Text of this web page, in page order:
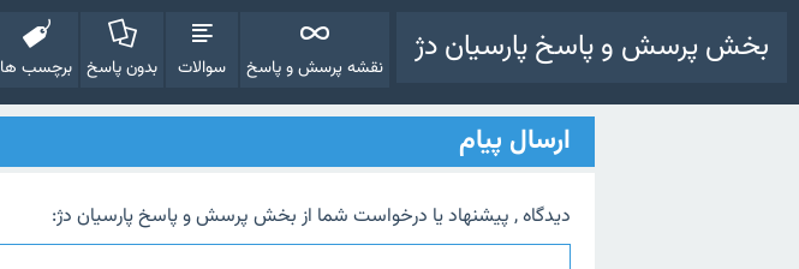
بخش پرسش و پاسخ پارسیان دژ نقشه پرسش و پاسخ سوالات بدون پاسخ برچسب ها
ارسال پیام
دیدگاه , پیشنهاد یا درخواست شما از بخش پرسش و پاسخ پارسیان دژ: